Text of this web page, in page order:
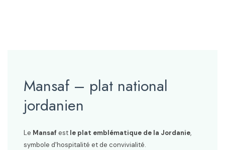
Mansaf – plat national
jordanien
Le Mansaf est le plat emblématique de la Jordanie,
symbole d'hospitalité et de convivialité.